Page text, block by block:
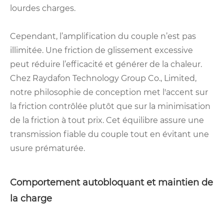
lourdes charges.
Cependant, l’amplification du couple n’est pas
illimitée. Une friction de glissement excessive
peut réduire l’efficacité et générer de la chaleur.
Chez Raydafon Technology Group Co., Limited,
notre philosophie de conception met l'accent sur
la friction contrôlée plutôt que sur la minimisation
de la friction à tout prix. Cet équilibre assure une
transmission fiable du couple tout en évitant une
usure prématurée.
Comportement autobloquant et maintien de
la charge